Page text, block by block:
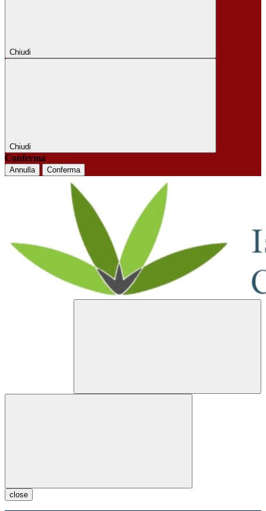
Chiudi
Chiudi
Conferma
Annulla Conferma
close